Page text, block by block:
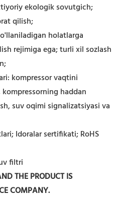
ekologik sovutgich;
qilish;
holatlarga
rejimiga ega; turli xil sozlash
kompressor vaqtini
haddan
suv oqimi signalizatsiyasi va
Idoralar sertifikati; RoHS
filtri
THE PRODUCT IS
COMPANY.